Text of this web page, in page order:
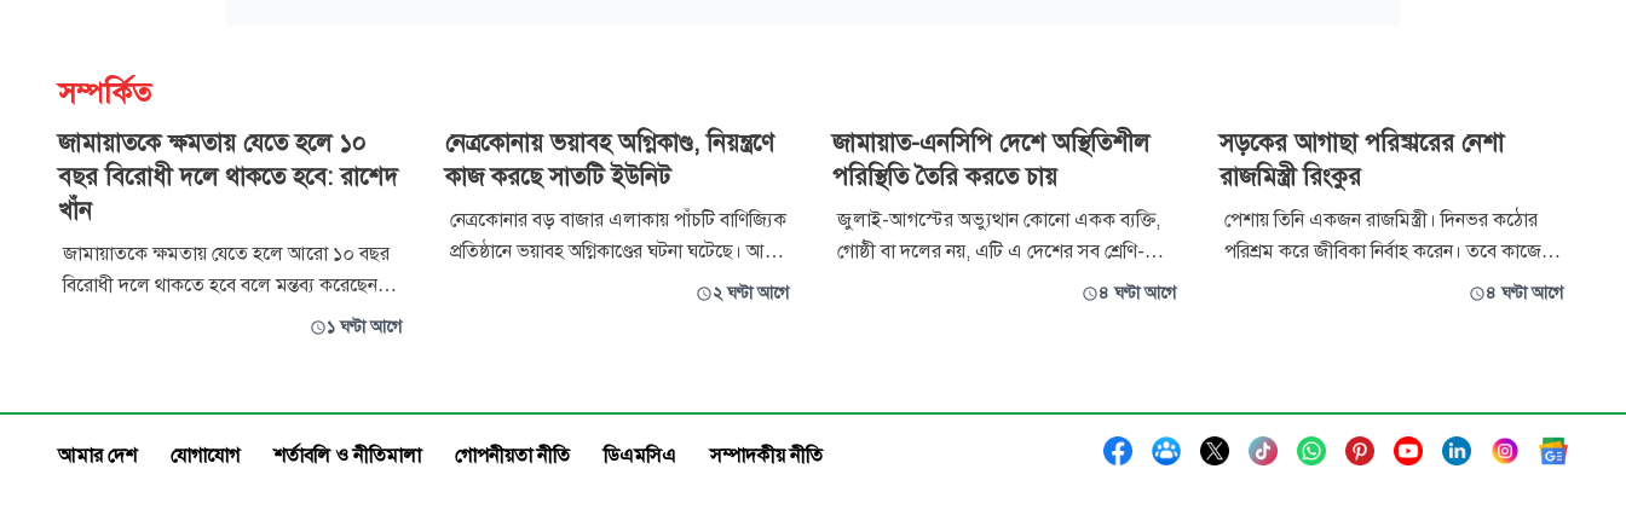
সম্পর্কিত
জামায়াতকে ক্ষমতায় যেতে হলে ১০
বছর বিরোধী দলে থাকতে হবে: রাশেদ
খাঁন
জামায়াতকে ক্ষমতায় যেতে হলে আরো ১০ বছর
বিরোধী দলে থাকতে হবে বলে মন্তব্য ক‌রে‌ছেন
প্রধানমন্ত্রীর রাজনৈতিক সহকারী রাশেদ খাঁন।
খাঁন বলেন, গণ-অভ্যুত্থানের সময়ও সচিবালয়ে এ
ধরনের পরিস্থিতি সৃষ্টি হয়নি। কিন্ত
১ ঘণ্টা আগে
নেত্রকোনায় ভয়াবহ অগ্নিকাণ্ড, নিয়ন্ত্রণে
কাজ করছে সাতটি ইউনিট
নেত্রকোনার বড় বাজার এলাকায় পাঁচটি বাণিজ্যিক
প্রতিষ্ঠানে ভয়াবহ অগ্নিকাণ্ডের ঘটনা ঘটেছে। আগুন
নেভাতে কাজ করছে ফায়ার সার্ভিসের সাতটি
দোকান থেকে আগুনের সূত্রপাত হয়
২ ঘণ্টা আগে
জামায়াত-এনসিপি দেশে অস্থিতিশীল
পরিস্থিতি তৈরি করতে চায়
জুলাই-আগস্টের অভ্যুত্থান কোনো একক ব্যক্তি,
গোষ্ঠী বা দলের নয়, এটি এ দেশের সব শ্রেণি-
পেশার মানুষের আন্দোলনের ফসল বলে মন্তব্য
জুলাই সনদের কথা বলে নন-ইস্যুকে ইস্যু করে
৪ ঘণ্টা আগে
সড়কের আগাছা পরিষ্কারের নেশা
রাজমিস্ত্রী রিংকুর
পেশায় তিনি একজন রাজমিস্ত্রী। দিনভর কঠোর
পরিশ্রম করে জীবিকা নির্বাহ করেন। তবে কাজের
ফাঁকে কিংবা কর্মস্থলে যাওয়া-আসার পথে নিজের
কাজ করে চলেছেন আবদুল্লাহ আল নোম
৪ ঘণ্টা আগে
আমার দেশ যোগাযোগ শর্তাবলি ও নীতিমালা গোপনীয়তা নীতি ডিএমসিএ সম্পাদকীয় নীতি